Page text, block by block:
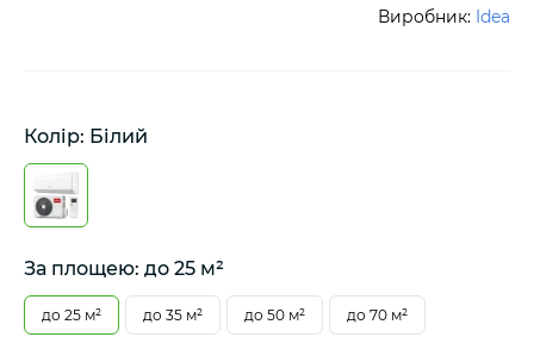
Виробник: Idea
Колір: Білий
За площею: до 25 м²
до 25 м² до 35 м² до 50 м² до 70 м²